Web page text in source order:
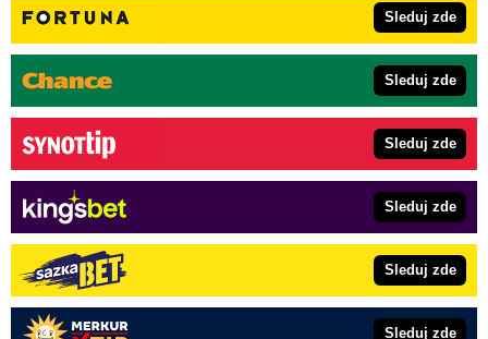
Sleduj zde
Sleduj zde
Sleduj zde
Sleduj zde
Sleduj zde
Sleduj zde